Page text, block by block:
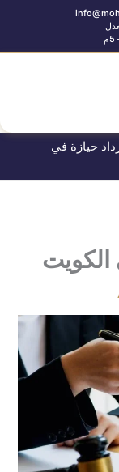
حيازة في